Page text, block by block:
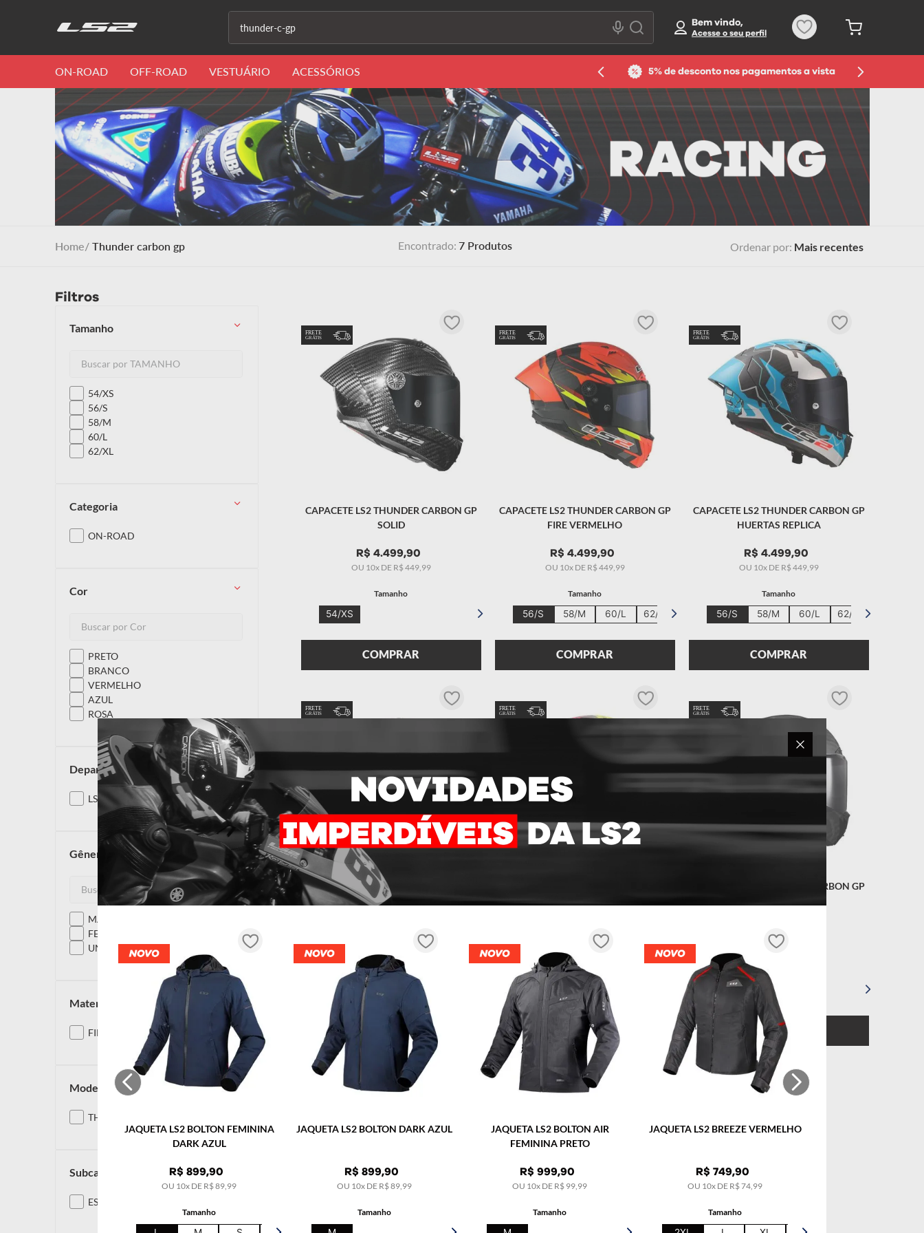
O que você procura? Bem vindo,
ON-ROAD OFF-ROAD VESTUÁRIO ACESSÓRIOS 5% de desconto nos pagamentos a vista
JAQUETA LS2 BOLTON FEMININA
DARK AZUL
R$ 899,90
OU 10x DE R$89 99
Tamanho
JAQUETA LS2 BOLTON DARK AZUL
R$ 899,90
OU 10x DE R$89 99
Tamanho
JAQUETA LS2 BOLTON AIR
FEMININA PRETO
R$ 999,90
OU 10x DE R$ 99 99
Tamanho
JAQUETA LS2 BREEZE VERMELHO
R$ 749,90
OU 10x DE R$74 99
Tamanho
Thunder carbon gp 7 Produtos Ordenar por Mais recentes
Filtros
tamanho
54/XS
56/S
58/M
60/L
62/XL
categoria
ON-ROAD
cor
PRETO
BRANCO
VERMELHO
AZUL
ROSA
departamento
LS2
gênero
MASCULINO
FEMININO
UNISSEX
material
FIBRA DE CARBONO
modelos
THUNDER CARBON GP
subcategoria
ESPORTIVO
CAPACETE LS2 THUNDER CARBON GP
SOLID
R$ 4.499,90
OU 10x DE R$449, 99
Tamanho
54/XS
COMPRAR
CAPACETE LS2 THUNDER CARBON GP
FIRE VERMELHO
R$ 4.499,90
OU 10x DE R$449, 99
Tamanho
56/S 58/M 60/L 62/XL
COMPRAR
CAPACETE LS2 THUNDER CARBON GP
HUERTAS REPLICA
R$ 4.499,90
OU 10x DE R$449, 99
Tamanho
56/S 58/M 60/L 62/XL
COMPRAR
CAPACETE LS2 THUNDER CARBON GP
BAZ REPLICA
449,99
Tamanho
56/S 60/L
COMPRAR
R$449
Tamanho
56/S 58/M 60/L
COMPRAR
CAPACETE LS2 THUNDER CARBON GP
x DER$
Tamanho
56/S 58/M
COMPRAR